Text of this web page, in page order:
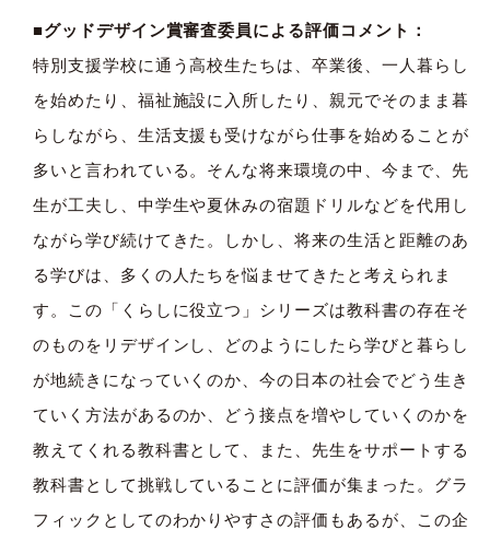
■グッドデザイン賞審査委員による評価コメント：
特別支援学校に通う高校生たちは、卒業後、一人暮らし
を始めたり、福祉施設に入所したり、親元でそのまま暮
らしながら、生活支援も受けながら仕事を始めることが
多いと言われている。そんな将来環境の中、今まで、先
生が工夫し、中学生や夏休みの宿題ドリルなどを代用し
ながら学び続けてきた。しかし、将来の生活と距離のあ
る学びは、多くの人たちを悩ませてきたと考えられま
す。この「くらしに役立つ」シリーズは教科書の存在そ
のものをリデザインし、どのようにしたら学びと暮らし
が地続きになっていくのか、今の日本の社会でどう生き
ていく方法があるのか、どう接点を増やしていくのかを
教えてくれる教科書として、また、先生をサポートする
教科書として挑戦していることに評価が集まった。グラ
フィックとしてのわかりやすさの評価もあるが、この企